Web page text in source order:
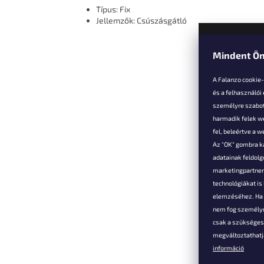
Mindent
A Falanzo
és a felhasználói
személyre
harmadik felek
fel, beleértve a
Az "OK" gombra
adatainak
technológiákat is
elemzéséhez.
nem fog
csak a
információ
Típus: Fix
Jellemzők: Csúszásgátló
Szállítás
Panaszok
Általános
Feltételek
A